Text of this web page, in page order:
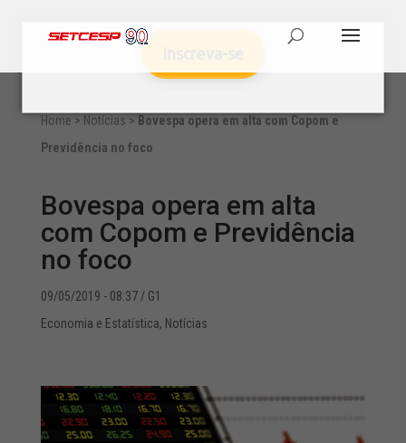
Home > Notícias > Bovespa opera em alta com Copom e
Previdência no foco
Bovespa opera em alta
com Copom e Previdência
no foco
09/05/2019 - 08:37/ G1
Economia e Estatística, Notícias